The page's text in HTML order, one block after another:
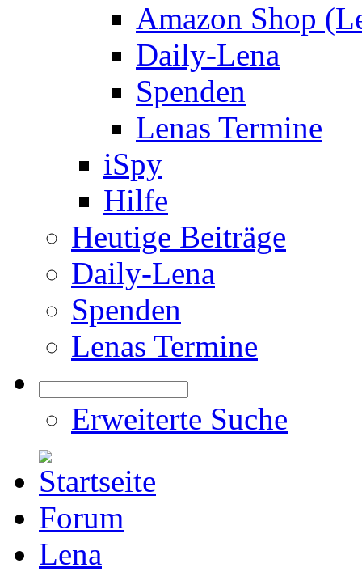
Amazon Shop
Daily-Lena
Spenden
Lenas Termine
iSpy
Hilfe
Heutige Beiträge
Daily-Lena
Spenden
Lenas Termine
Erweiterte Suche
Forum
Lena